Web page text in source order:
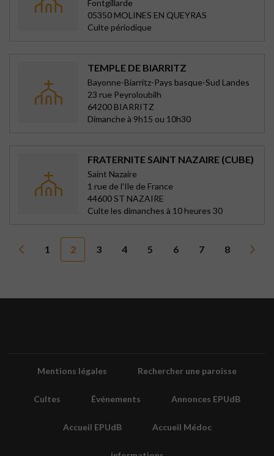
Fontgillarde
05350 MOLINES EN QUEYRAS
Culte périodique
TEMPLE DE BIARRITZ
Bayonne-Biarritz-Pays basque-Sud Landes
23 rue Peyroloubilh
64200 BIARRITZ
Dimanche à 9h15 ou 10h30
FRATERNITE SAINT NAZAIRE (CUBE)
Saint Nazaire
1 rue de l'Ile de France
44600 ST NAZAIRE
Culte les dimanches à 10 heures 30
1 2 3 4 5 6 7 8
Mentions légales Rechercher une paroisse
Cultes Événements Annonces EPUdB
Accueil EPUdB Accueil Médoc